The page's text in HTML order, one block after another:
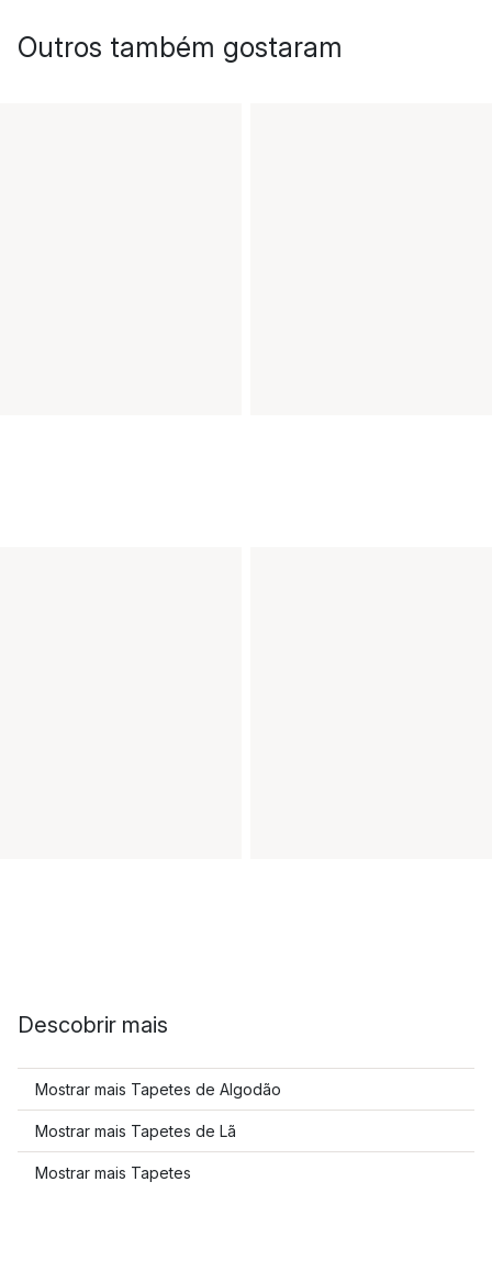
Outros também gostaram
Descobrir mais
Mostrar mais Tapetes de Algodão
Mostrar mais Tapetes de Lã
Mostrar mais Tapetes